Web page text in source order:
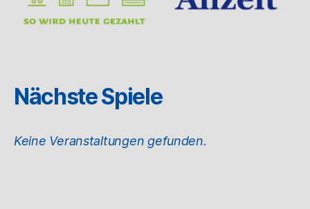
Nächste Spiele
Keine Veranstaltungen gefunden.